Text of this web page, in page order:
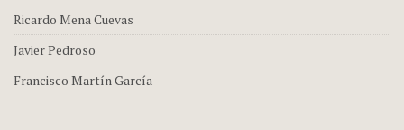
Ricardo Mena Cuevas
Javier Pedroso
Francisco Martín García